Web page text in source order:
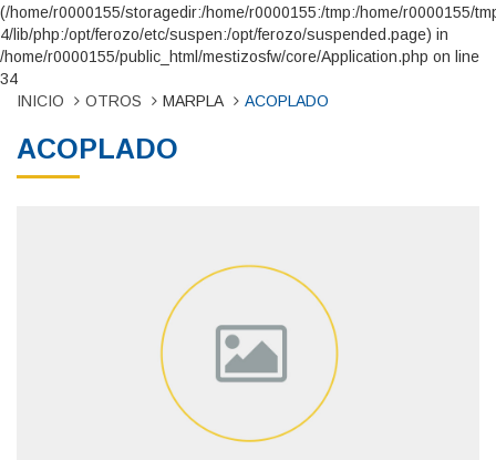
(/home/r0000155/storagedir:/home/r0000155:/tmp:/home/r0000155/
4/lib/php:/opt/ferozo/etc/suspen:/opt/ferozo/suspended.page) in
/home/r0000155/public_html/mestizosfw/core/Application.php on line
34
INICIO
OTROS MARPLA ACOPLADO
ACOPLADO